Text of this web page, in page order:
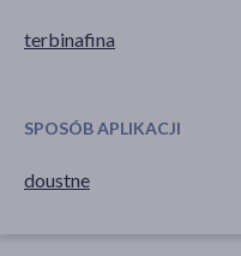
terbinafina
SPOSÓB APLIKACJI
doustne